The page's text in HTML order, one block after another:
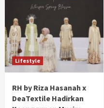
Lifestyle
RH by Riza Hasanah x
DeaTextile Hadirkan